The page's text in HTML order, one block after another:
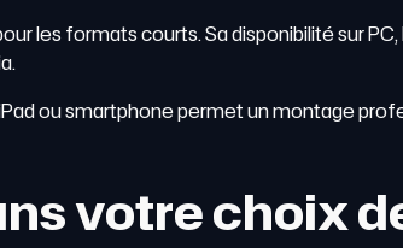
les formats courts. Sa disponibilité sur
ou smartphone permet un montage
votre choix